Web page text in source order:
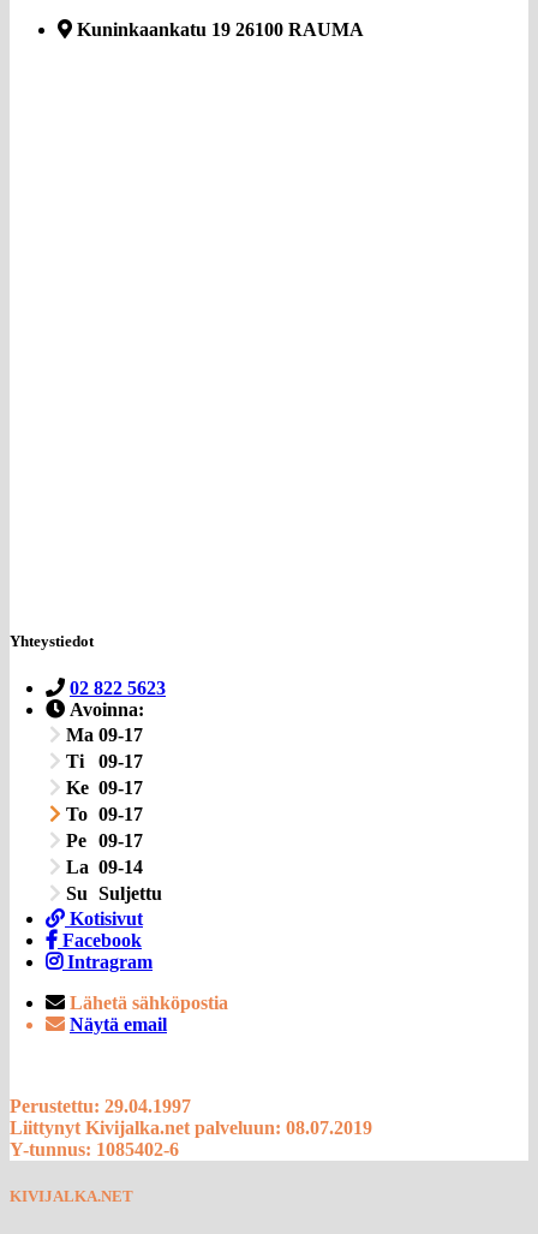
Kuninkaankatu 19 26100 RAUMA
Yhteystiedot
02 822 5623
Avoinna:
Ma 09-17
Ti
09-17
Ke 09-17
To 09-17
Pe 09-17
La 09-14
Su Suljettu
Kotisivut
Facebook
Intragram
Lähetä sähköpostia
Näytä email
Perustettu: 29.04.1997
Liittynyt Kivijalka.net palveluun: 08.07.2019
Y-tunnus: 1085402-6
KIVIJALKA.NET